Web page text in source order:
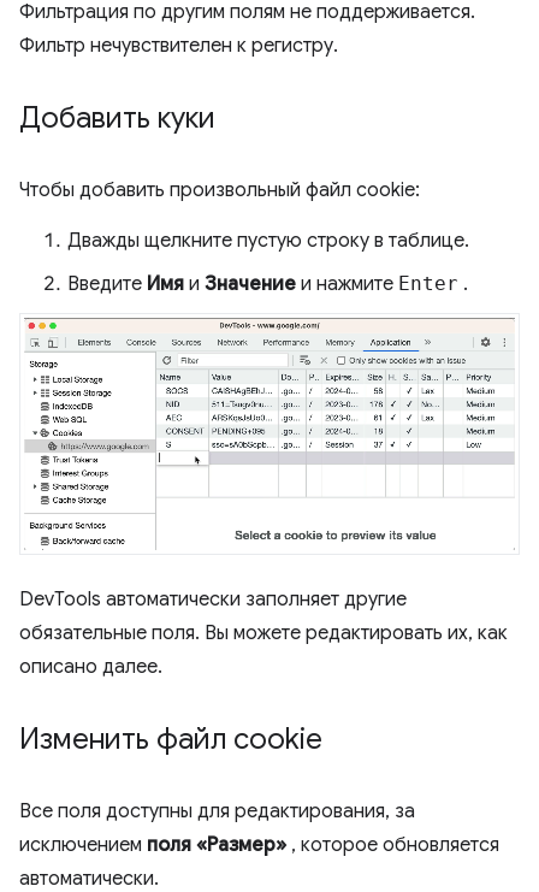
Фильтрация по другим полям не поддерживается.
Фильтр нечувствителен к регистру.
Добавить куки
Чтобы добавить произвольный файл cookie:
Дважды щелкните пустую строку в таблице.
Введите Имя и Значение и нажмите Enter .
DevTools автоматически заполняет другие
обязательные поля. Вы можете редактировать их, как
описано далее.
Изменить файл cookie
Все поля доступны для редактирования, за
исключением поля «Размер» , которое обновляется
автоматически.